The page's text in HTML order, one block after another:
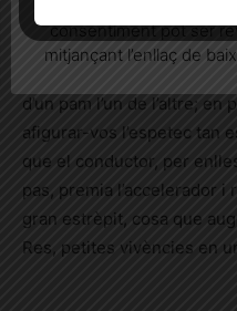
ara, en recordar aquesta
tramviaires la revetlla de
d’un pam l’un de l’altre;
afigurar-vos l’espetec tan
que el conductor, per
pas, premia l’accelerador
gran estrèpit, cosa que
Res, petites vivències en
consentiment pot ser
mitjançant l’enllaç de